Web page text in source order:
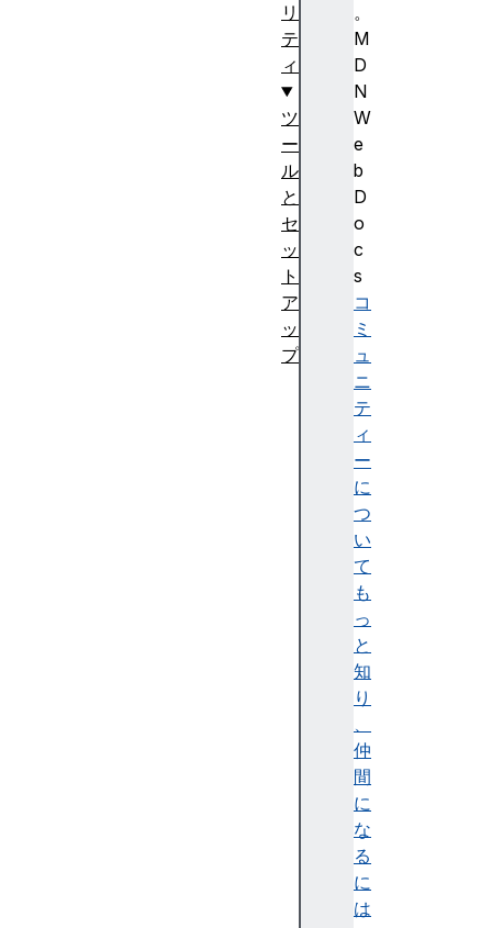
。
M
D
N
W
e
b
D
o
c
s
コ
ミ
ュ
ニ
テ
ィ
ー
に
つ
い
て
も
っ
と
知
り
、
仲
間
に
な
る
に
は
リ
テ
ィ
ツ
ー
ル
と
セ
ッ
ト
ア
ッ
プ